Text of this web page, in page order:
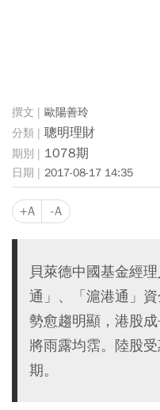
歐陽善玲
聰明理財
1078期
2017-08-17 14:35
+A -A
貝萊德中國基金經
通」、「滬港通」
勢愈趨明顯，港股
將雨露均霑。陸股
期。